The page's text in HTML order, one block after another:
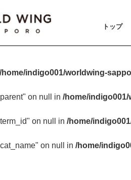
トップ
/home/indigo001/worldwing-
on null in /home/
on null in /home/
on null in /home/